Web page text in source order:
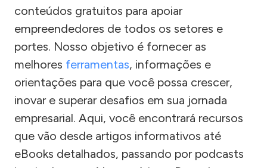
conteúdos gratuitos para apoiar
empreendedores de todos os setores e
portes. Nosso objetivo é fornecer as
melhores ferramentas, informações e
orientações para que você possa crescer,
inovar e superar desafios em sua jornada
empresarial. Aqui, você encontrará recursos
que vão desde artigos informativos até
eBooks detalhados, passando por podcasts